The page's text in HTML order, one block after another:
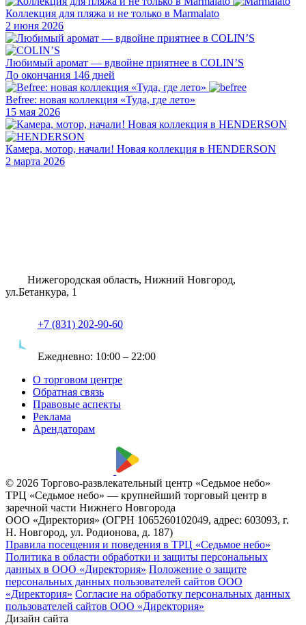
Коллекция для пляжа и не только в Marmalato
2 июня 2026
Любимый аромат — вдвойне приятнее в COLIN’S
До окончания 146 дней
Befree: новая коллекция «Туда, где лето»
15 мая 2026
Камера, мотор, начали! Новая коллекция в HENDERSON
2 марта 2026
Нижегородская область, Нижний Новгород,
ул.Бетанкура, 1
+7 (831) 202-90-60
Ежедневно: 10:00 – 22:00
О торговом центре
Обратная связь
Правовые аспекты
Реклама
Арендаторам
© 2026 Торгово-развлекательный центр «Седьмое небо»
ТРЦ «Седьмое небо» — крупнейший торговый центр в
заречной части Нижнего Новгорода
ООО «Директория» (ОГРН 1065260102049, адрес: 603093, г.
Н. Новгород, ул. Родионова, д. 187)
Правила посещения и поведения в ТРЦ «Седьмое небо»
Политика в области обработки и защиты персональных
данных в ООО «Директория» Положение о защите
персональных данных пользователей сайтов ООО
«Директория» Согласие на обработку персональных данных
пользователей сайтов ООО «Директория»
Дизайн сайта